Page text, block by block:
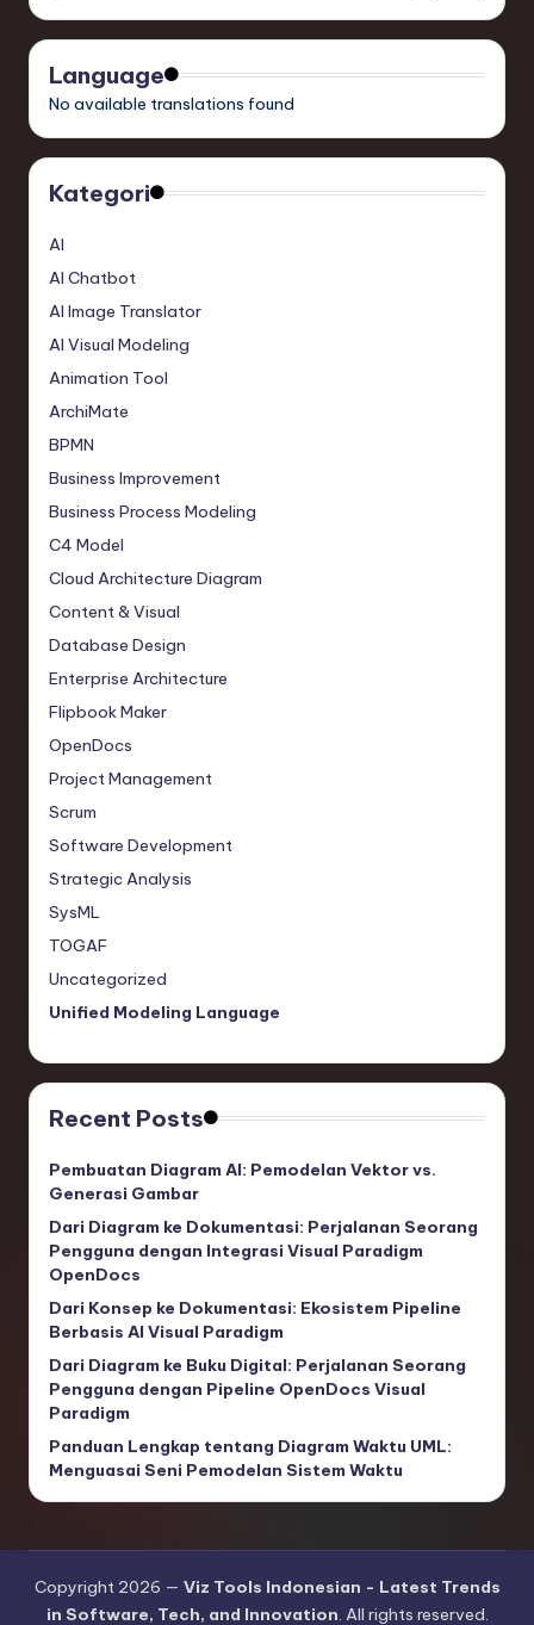
Language
No available translations found
Kategori
AI
AI Chatbot
AI Image Translator
AI Visual Modeling
Animation Tool
ArchiMate
BPMN
Business Improvement
Business Process Modeling
C4 Model
Cloud Architecture Diagram
Content & Visual
Database Design
Enterprise Architecture
Flipbook Maker
OpenDocs
Project Management
Scrum
Software Development
Strategic Analysis
SysML
TOGAF
Uncategorized
Unified Modeling Language
Recent Posts
Pembuatan Diagram AI: Pemodelan Vektor vs.
Generasi Gambar
Dari Diagram ke Dokumentasi: Perjalanan Seorang
Pengguna dengan Integrasi Visual Paradigm
OpenDocs
Dari Konsep ke Dokumentasi: Ekosistem Pipeline
Berbasis AI Visual Paradigm
Dari Diagram ke Buku Digital: Perjalanan Seorang
Pengguna dengan Pipeline OpenDocs Visual
Paradigm
Panduan Lengkap tentang Diagram Waktu UML:
Menguasai Seni Pemodelan Sistem Waktu
Copyright 2026 — Viz Tools Indonesian - Latest Trends
in Software, Tech, and Innovation. All rights reserved.